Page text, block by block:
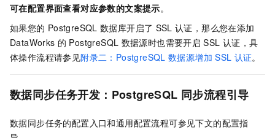
可在配置界面查看对应参数的文案提示。
如果您的 PostgreSQL 数据库开启了 SSL 认证，那么您在添加
DataWorks 的 PostgreSQL 数据源时也需要开启 SSL 认证，具
体操作流程请参见附录二：PostgreSQL 数据源增加 SSL 认证。
数据同步任务开发：PostgreSQL 同步流程引导
数据同步任务的配置入口和通用配置流程可参见下文的配置指